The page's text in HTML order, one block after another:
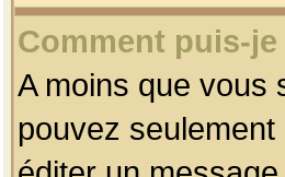
Comment puis-
A moins que vous
pouvez